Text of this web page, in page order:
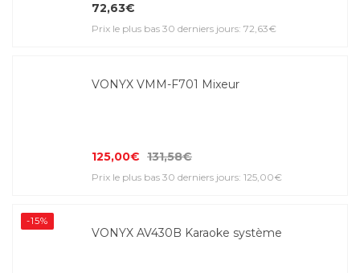
72,63€
Prix le plus bas 30 derniers jours: 72,63€
VONYX VMM-F701 Mixeur
125,00€ 131,58€
Prix le plus bas 30 derniers jours: 125,00€
-15%
VONYX AV430B Karaoke système